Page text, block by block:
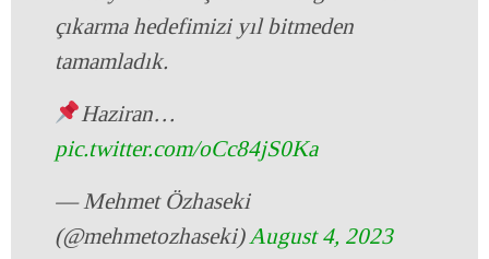
çıkarma hedefimizi yıl bitmeden
tamamladık.
Haziran…
pic.twitter.com/oCc84jS0Ka
— Mehmet Özhaseki
(@mehmetozhaseki)August 4, 2023